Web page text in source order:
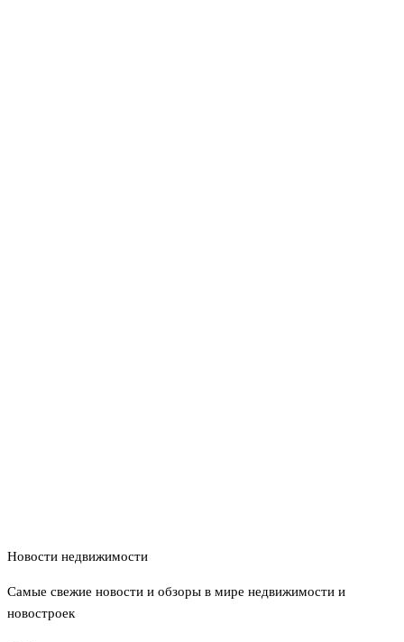
Новости недвижимости
Самые свежие новости и обзоры в мире недвижимости и
новостроек